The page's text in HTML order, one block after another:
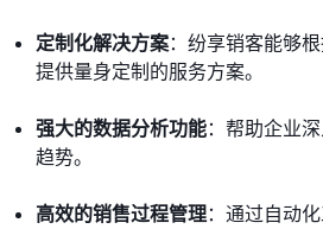
定制化解决方案：纷享销客能够
提供量身定制的服务方案。
强大的数据分析功能：帮助企业
趋势。
高效的销售过程管理：通过自动